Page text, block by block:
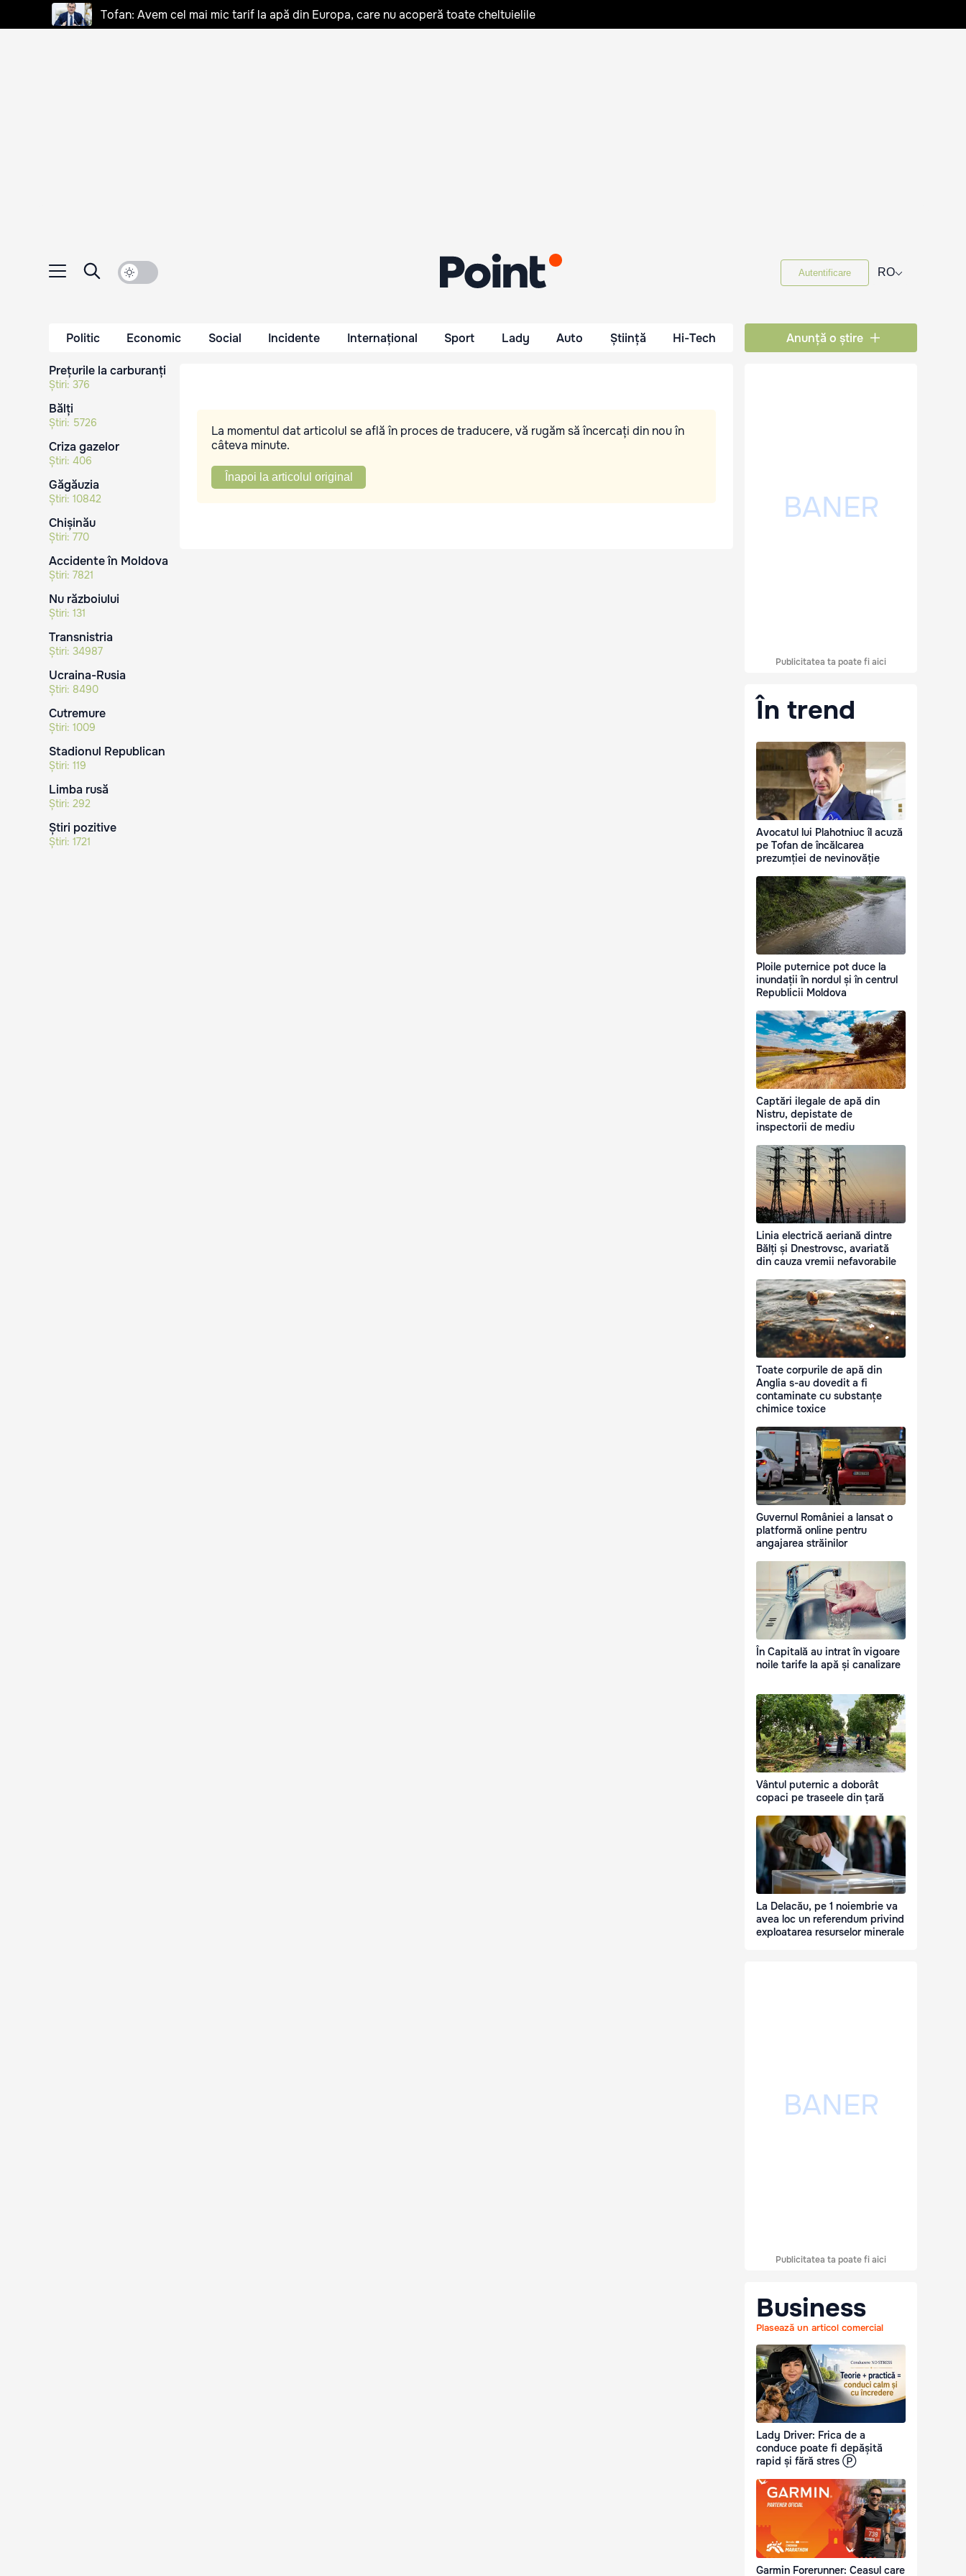
Tofan: Avem cel mai mic tarif la apă din Europa, care nu acoperă toate cheltuielile
Autentificare RO⌵
Politic Economic Social Incidente Internațional Sport Lady Auto Știință Hi-Tech Anunță o știre
Prețurile la carburanți
Știri: 376
Bălți
Știri: 5726
Criza gazelor
Știri: 406
Găgăuzia
Știri: 10842
Chișinău
Știri: 770
Accidente în Moldova
Știri: 7821
Nu războiului
Știri: 131
Transnistria
Știri: 34987
Ucraina-Rusia
Știri: 8490
Cutremure
Știri: 1009
Stadionul Republican
Știri: 119
Limba rusă
Știri: 292
Știri pozitive
Știri: 1721
La momentul dat articolul se află în proces de traducere, vă rugăm să încercați din nou în
câteva minute.
Înapoi la articolul original
Publicitatea ta poate fi aici
În trend
Avocatul lui Plahotniuc îl acuză
pe Tofan de încălcarea
prezumției de nevinovăție
Ploile puternice pot duce la
inundații în nordul și în centrul
Republicii Moldova
Captări ilegale de apă din
Nistru, depistate de
inspectorii de mediu
Linia electrică aeriană dintre
Bălți și Dnestrovsc, avariată
din cauza vremii nefavorabile
Toate corpurile de apă din
Anglia s-au dovedit a fi
contaminate cu substanțe
chimice toxice
Guvernul României a lansat o
platformă online pentru
angajarea străinilor
În Capitală au intrat în vigoare
noile tarife la apă și canalizare
Vântul puternic a doborât
copaci pe traseele din țară
La Delacău, pe 1 noiembrie va
avea loc un referendum privind
exploatarea resurselor minerale
Publicitatea ta poate fi aici
Business
Plasează un articol comercial
Lady Driver: Frica de a
conduce poate fi depășită
rapid și fără stres Ⓟ
Garmin Forerunner: Ceasul care